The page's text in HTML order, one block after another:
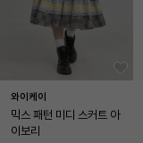
와이케이
믹스 패턴 미디 스커트 아
이보리